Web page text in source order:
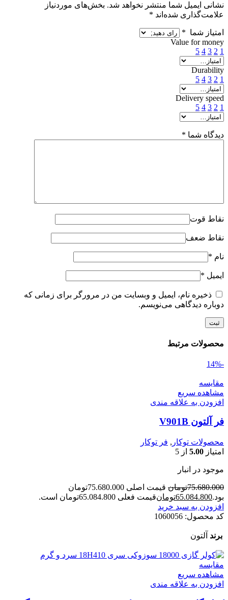
نشانی ایمیل شما منتشر نخواهد شد. بخش‌های موردنیاز
علامت‌گذاری شده‌اند *
امتیاز شما *
Value for money
1
2
3
4
5
Durability
1
2
3
4
5
Delivery speed
1
2
3
4
5
دیدگاه شما *
نقاط قوت
نقاط ضعف
نام *
ایمیل *
ذخیره نام، ایمیل و وبسایت من در مرورگر برای زمانی که
دوباره دیدگاهی می‌نویسم.
محصولات مرتبط
-14%
مقایسه
مشاهده سریع
افزودن به علاقه مندی
فر آلتون V901B
محصولات توکار , فر توکار
امتیاز 5.00 از 5
موجود در انبار
75.680.000تومان
قیمت اصلی 75.680.000تومان
بود.65.084.800تومانقیمت فعلی 65.084.800تومان است.
افزودن به سبد خرید
کد محصول: 1060056
برند آلتون
مقایسه
مشاهده سریع
افزودن به علاقه مندی